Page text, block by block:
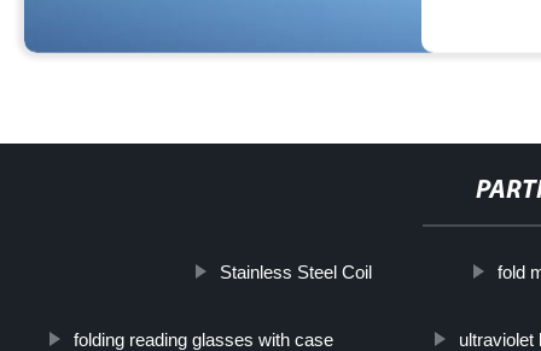
Stainless Steel Coil fold
folding reading glasses with case ultraviolet